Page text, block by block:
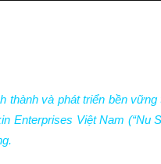
và phát triển bền
Enterprises Việt Nam (“Nu